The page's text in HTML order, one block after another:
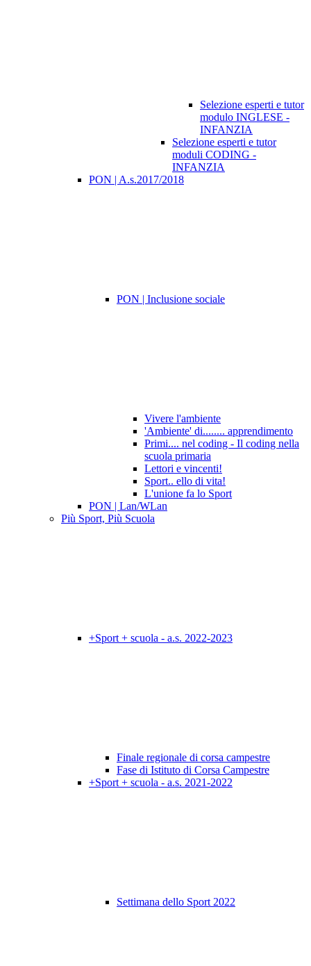
Selezione esperti e tutor
modulo INGLESE -
INFANZIA
Selezione esperti e tutor
moduli CODING -
INFANZIA
PON | A.s.2017/2018
PON | Inclusione sociale
Vivere l'ambiente
'Ambiente' di........ apprendimento
Primi.... nel coding - Il coding nella
scuola primaria
Lettori e vincenti!
Sport.. ello di vita!
L'unione fa lo Sport
PON | Lan/WLan
Più Sport, Più Scuola
+Sport + scuola - a.s. 2022-2023
Finale regionale di corsa campestre
Fase di Istituto di Corsa Campestre
+Sport + scuola - a.s. 2021-2022
Settimana dello Sport 2022